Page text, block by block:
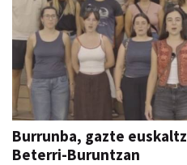
Burrunba, gazte
Beterri-Buruntzan